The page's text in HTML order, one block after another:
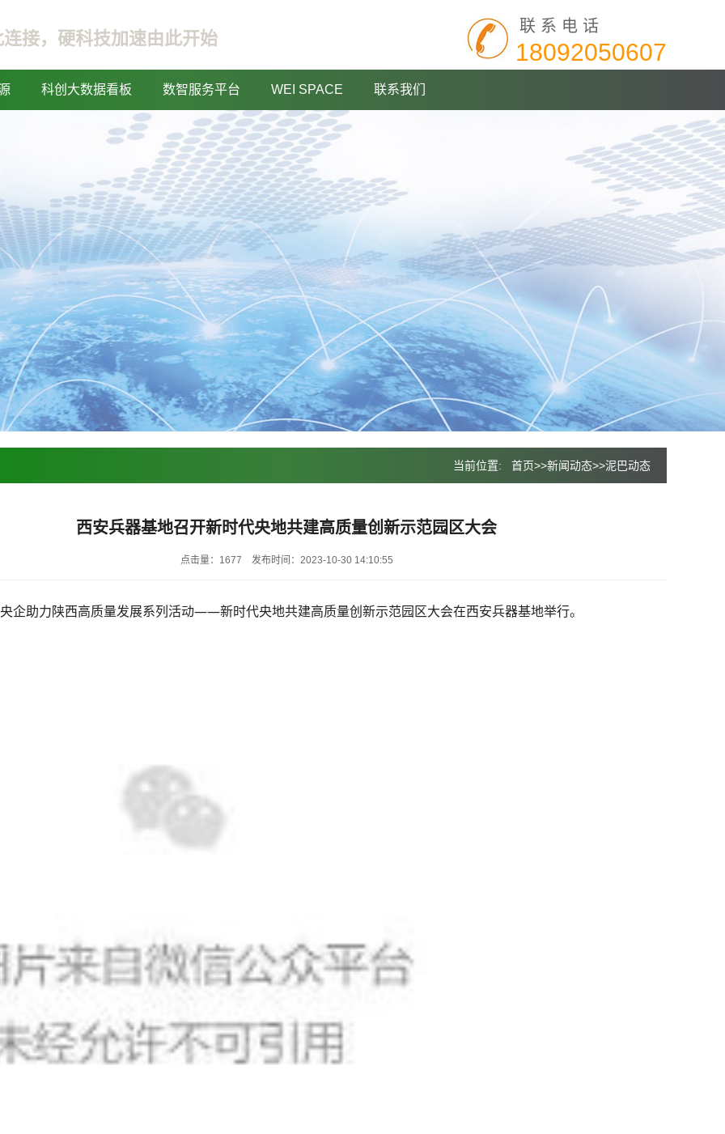
接，硬科技加速由此开始
联系电话
18092050607
科创大数据看板 数智服务平台 WEI SPACE 联系我们
当前位置: 首页>>新闻动态>>泥巴动态
西安兵器基地召开新时代央地共建高质量创新示范园区大会
点击量：1677 发布时间：2023-10-30 14:10:55
企助力陕西高质量发展系列活动——新时代央地共建高质量创新示范园区大会在西安兵器基地举行。